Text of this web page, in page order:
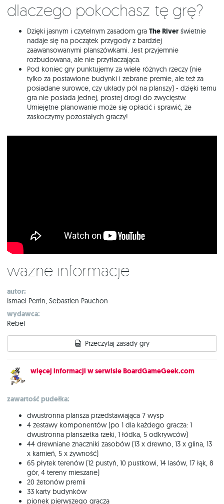
Dlaczego pokochasz tę grę?
Dzięki jasnym i czytelnym zasadom gra The River świetnie
nadaje się na początek przygody z bardziej
zaawansowanymi planszówkami. Jest przyjemnie
rozbudowana, ale nie przytłaczająca.
Pod koniec gry punktujemy za wiele różnych rzeczy (nie
tylko za postawione budynki i zebrane premie, ale też za
posiadane surowce, czy układy pól na planszy) - dzięki temu
gra nie posiada jednej, prostej drogi do zwycięstw.
Umiejętne planowanie może się opłacić i sprawić, że
zaskoczymy pozostałych graczy!
Ważne informacje
autor:
Ismael Perrin, Sebastien Pauchon
wydawca:
Rebel
Przeczytaj zasady gry
więcej informacji w serwisie BoardGameGeek.com
zawartość pudełka:
dwustronna plansza przedstawiająca 7 wysp
4 zestawy komponentów (po 1 dla każdego gracza: 1
dwustronna planszetka rzeki, 1 łódka, 5 odkrywców)
44 drewniane znaczniki zasobów (13 x drewno, 13 x glina, 13
x kamień, 5 x żywność)
65 płytek terenów (12 pustyń, 10 pustkowi, 14 lasów, 17 łąk, 8
gór, 4 tereny mieszane)
20 żetonów premii
33 karty budynków
pionek pierwszego gracza